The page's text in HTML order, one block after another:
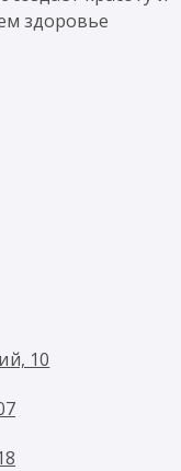
здоровье
10